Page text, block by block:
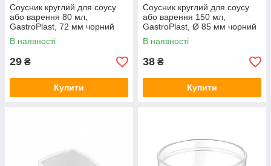
Соусник круглий для соусу
або варення 80 мл,
GastroPlast, 72 мм чорний
В наявності
29 ₴
Купити
Соусник круглий для соусу
або варення 150 мл,
GastroPlast, Ø 85 мм чорний
В наявності
38 ₴
Купити